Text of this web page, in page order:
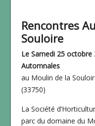
Rencontres
Souloire
Le Samedi 25
Automnales
au Moulin de la
(33750)
La Société
parc du domaine du